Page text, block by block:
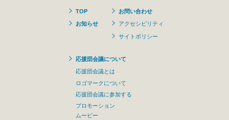
TOP
お知らせ
お問い合わせ
アクセシビリティ
サイトポリシー
応援団会議について
応援団会議とは
ロゴマークについて
応援団会議に参加する
プロモーション
ムービー